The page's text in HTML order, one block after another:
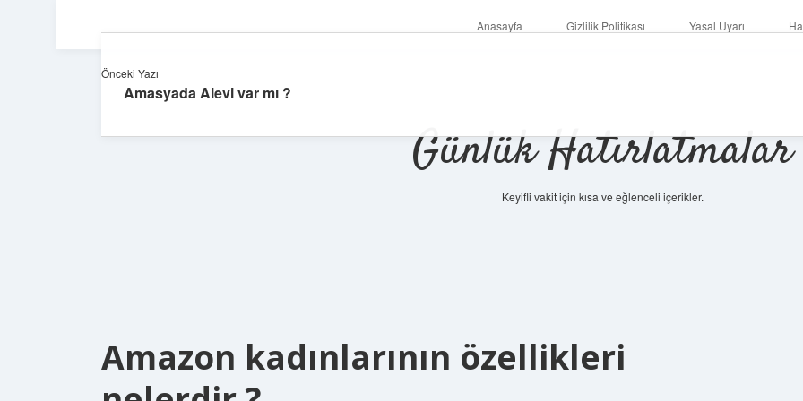
Anasayfa Gizlilik Politikası Yasal Uyarı
Günlük Hatırlatmalar
Keyifli vakit için kısa ve eğlenceli içerikler.
Amazon kadınlarının özellikleri
Önceki Yazı
Amasyada Alevi var mı ?